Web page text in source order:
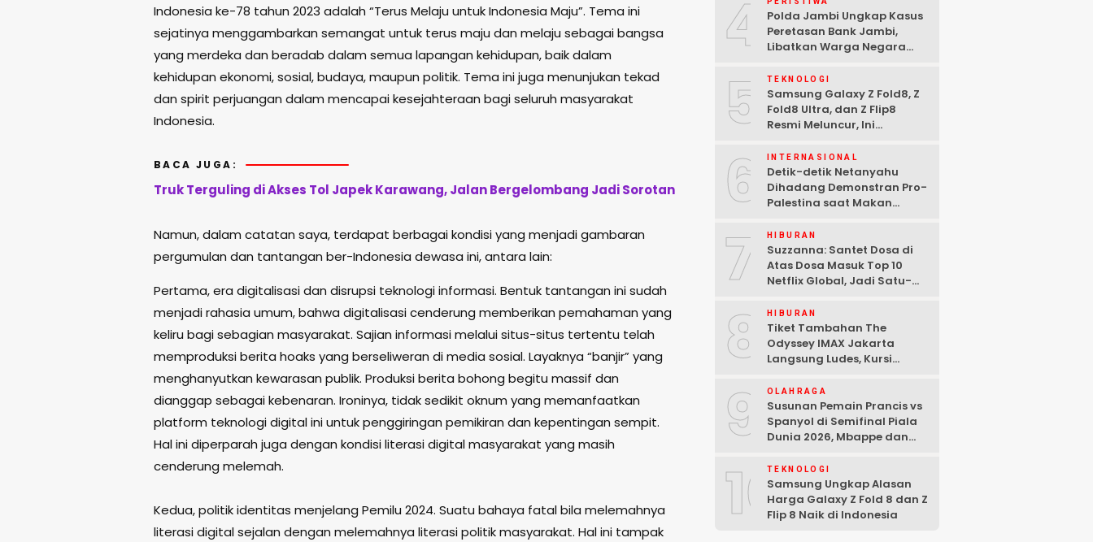
Indonesia ke-78 tahun 2023 adalah “Terus Melaju untuk Indonesia Maju”. Tema ini
sejatinya menggambarkan semangat untuk terus maju dan melaju sebagai bangsa
yang merdeka dan beradab dalam semua lapangan kehidupan, baik dalam
kehidupan ekonomi, sosial, budaya, maupun politik. Tema ini juga menunjukan tekad
dan spirit perjuangan dalam mencapai kesejahteraan bagi seluruh masyarakat
Indonesia.
BACA JUGA:
Truk Terguling di Akses Tol Japek Karawang, Jalan Bergelombang Jadi Sorotan
Namun, dalam catatan saya, terdapat berbagai kondisi yang menjadi gambaran
pergumulan dan tantangan ber-Indonesia dewasa ini, antara lain:
Pertama, era digitalisasi dan disrupsi teknologi informasi. Bentuk tantangan ini sudah
menjadi rahasia umum, bahwa digitalisasi cenderung memberikan pemahaman yang
keliru bagi sebagian masyarakat. Sajian informasi melalui situs-situs tertentu telah
memproduksi berita hoaks yang berseliweran di media sosial. Layaknya “banjir” yang
menghanyutkan kewarasan publik. Produksi berita bohong begitu massif dan
dianggap sebagai kebenaran. Ironinya, tidak sedikit oknum yang memanfaatkan
platform teknologi digital ini untuk penggiringan pemikiran dan kepentingan sempit.
Hal ini diperparah juga dengan kondisi literasi digital masyarakat yang masih
cenderung melemah.
Kedua, politik identitas menjelang Pemilu 2024. Suatu bahaya fatal bila melemahnya
literasi digital sejalan dengan melemahnya literasi politik masyarakat. Hal ini tampak
4
Polda Jambi Ungkap Kasus
Peretasan Bank Jambi,
Libatkan Warga Negara
Tersangka Ditangkap
5 TEKNOLOGI
Samsung Galaxy Z Fold8, Z
Fold8 Ultra, dan Z Flip8
Resmi Meluncur, Ini
6 INTERNASIONAL
Detik-detik Netanyahu
Dihadang Demonstran Pro-
Palestina saat Makan
7 HIBURAN
Suzzanna: Santet Dosa di
Atas Dosa Masuk Top 10
Netflix Global, Jadi Satu-
8 HIBURAN
Tiket Tambahan The
Odyssey IMAX Jakarta
Langsung Ludes, Kursi
9 OLAHRAGA
Susunan Pemain Prancis vs
Spanyol di Semifinal Piala
Dunia 2026, Mbappe dan
10TEKNOLOGI
Samsung Ungkap Alasan
Harga Galaxy Z Fold 8 dan Z
Flip 8 Naik di Indonesia